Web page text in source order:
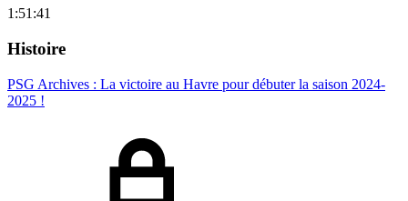
1:51:41
Histoire
PSG Archives : La victoire au Havre pour débuter la saison 2024-
2025 !